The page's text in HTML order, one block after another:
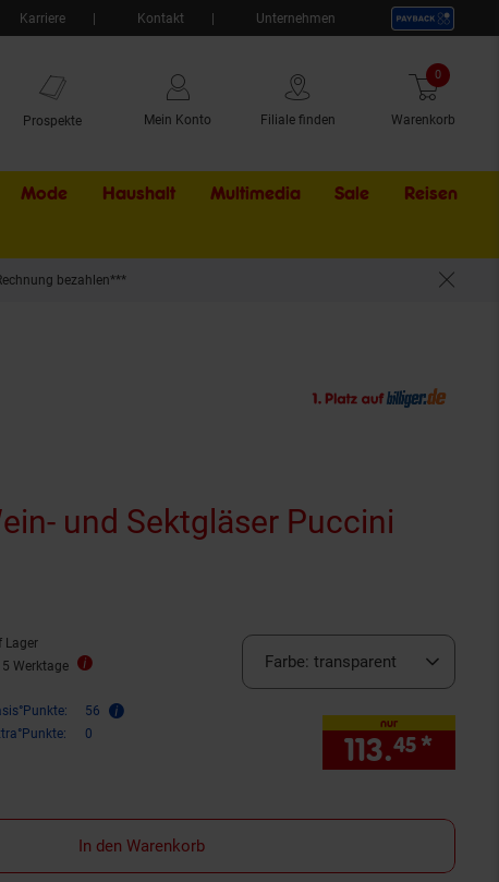
Karriere Kontakt Unternehmen
Prospekte Mein Konto Filiale finden Warenkorb
0 Artikel
Mode Haushalt Multimedia Sale Externer
Reisen
bezahlen***
und Sektgläser Puccini
Lager
5 Werktage
56
0
Farbe:transparent
nur
113.45 *
In den Warenkorb